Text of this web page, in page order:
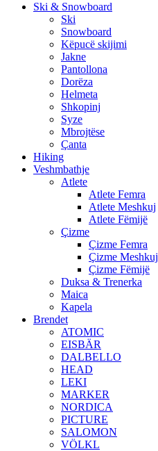
Ski & Snowboard
Ski
Snowboard
Këpucë skijimi
Jakne
Pantollona
Dorëza
Helmeta
Shkopinj
Syze
Mbrojtëse
Çanta
Hiking
Veshmbathje
Atlete
Atlete Femra
Atlete Meshkuj
Atlete Fëmijë
Çizme
Çizme Femra
Çizme Meshkuj
Çizme Fëmijë
Duksa & Trenerka
Maica
Kapela
Brendet
ATOMIC
EISBÄR
DALBELLO
HEAD
LEKI
MARKER
NORDICA
PICTURE
SALOMON
VÖLKL